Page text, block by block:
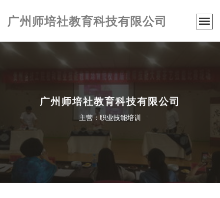
广州师培社教育科技有限公司
广州师培社教育科技有限公司
主营：职业技能培训